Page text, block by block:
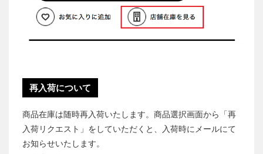
再入荷について
商品在庫は随時再入荷いたします。商品選択画面から「再
入荷リクエスト」をしていただくと、入荷時にメールにて
お知らせいたします。